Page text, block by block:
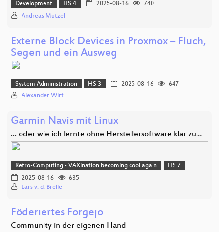
Development HS 4 2025-08-16
740
Andreas Mützel
Externe Block Devices in Proxmox – Fluch,
Segen und ein Ausweg
System Administration HS 3 2025-08-16
647
Alexander Wirt
Garmin Navis mit Linux
... oder wie ich lernte ohne Herstellersoftware klar zu…
Retro-Computing - VAXination becoming cool again
HS 7
2025-08-16
635
Lars v. d. Brelie
Föderiertes Forgejo
Community in der eigenen Hand